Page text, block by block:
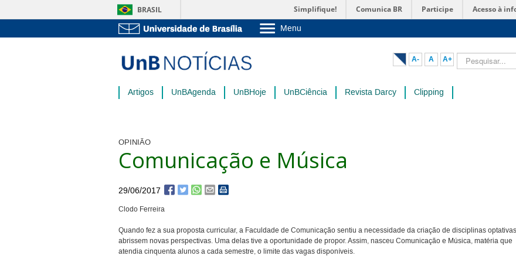
BRASIL Simplifique! Comunica BR Participe Acesso à
Menu
Pós-Graduação
Administração
A- A A+ Pesquisar...
Artigos UnBAgenda UnBHoje UnBCiência Revista Darcy Clipping
OPINIÃO
Comunicação e Música
29/06/2017
Clodo Ferreira
Quando fez a sua proposta curricular, a Faculdade de Comunicação sentiu a necessidade da criação de disciplinas
abrissem novas perspectivas. Uma delas tive a oportunidade de propor. Assim, nasceu Comunicação e Música, matéria que
atendia cinquenta alunos a cada semestre, o limite das vagas disponíveis.